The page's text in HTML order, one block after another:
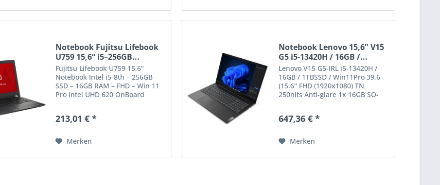
Notebook Fujitsu Lifebook
U759 15,6“ i5–256GB...
Fujitsu Lifebook U759 15,6“
Notebook Intel i5-8th – 256GB
SSD – 16GB RAM – FHD – Win 11
Pro Intel UHD 620 OnBoard
(3,5mm Klinke): 1 USB 3.1: 2 USB
213,01 € *
Merken
Notebook Lenovo 15,6" V15
G5 i5-13420H / 16GB /...
Lenovo V15 G5-IRL i5-13420H /
16GB / 1TBSSD / Win11Pro 39,6
(15.6" FHD (1920x1080) TN
250nits Anti-glare 1x 16GB SO-
NVMe® kein optisches Laufwerk
647,36 € *
Merken